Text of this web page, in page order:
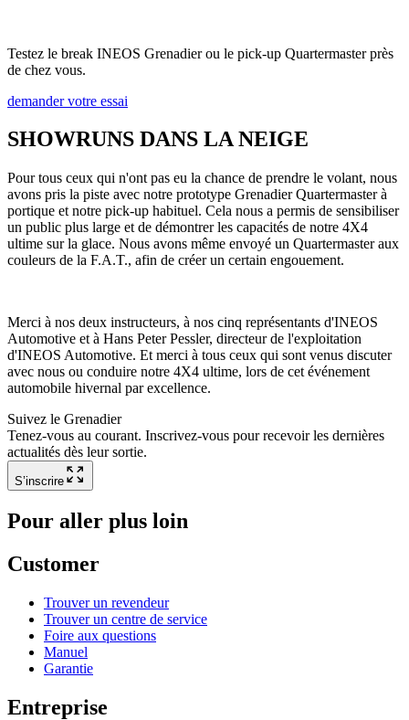
Testez le break INEOS Grenadier ou le pick-up Quartermaster près
de chez vous.
demander votre essai
SHOWRUNS DANS LA NEIGE
Pour tous ceux qui n'ont pas eu la chance de prendre le volant, nous
avons pris la piste avec notre prototype Grenadier Quartermaster à
portique et notre pick-up habituel. Cela nous a permis de sensibiliser
un public plus large et de démontrer les capacités de notre 4X4
ultime sur la glace. Nous avons même envoyé un Quartermaster aux
couleurs de la F.A.T., afin de créer un certain engouement.
Merci à nos deux instructeurs, à nos cinq représentants d'INEOS
Automotive et à Hans Peter Pessler, directeur de l'exploitation
d'INEOS Automotive. Et merci à tous ceux qui sont venus discuter
avec nous ou conduire notre 4X4 ultime, lors de cet événement
automobile hivernal par excellence.
Suivez le Grenadier
Tenez-vous au courant. Inscrivez-vous pour recevoir les dernières
actualités dès leur sortie.
S’inscrire
Pour aller plus loin
Customer
Trouver un revendeur
Trouver un centre de service
Foire aux questions
Manuel
Garantie
Entreprise